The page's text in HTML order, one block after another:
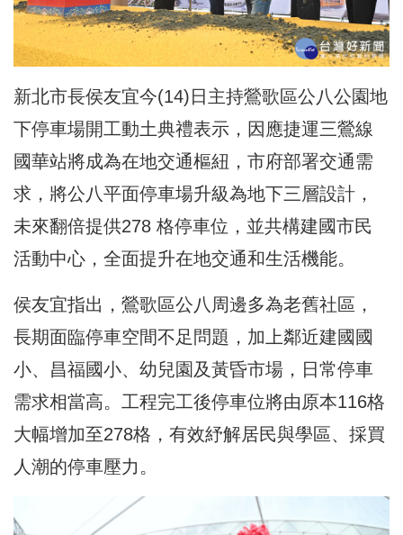
新北市長侯友宜今(14)日主持鶯歌區公八公園地
下停車場開工動土典禮表示，因應捷運三鶯線
國華站將成為在地交通樞紐，市府部署交通需
求，將公八平面停車場升級為地下三層設計，
未來翻倍提供278 格停車位，並共構建國市民
活動中心，全面提升在地交通和生活機能。
侯友宜指出，鶯歌區公八周邊多為老舊社區，
長期面臨停車空間不足問題，加上鄰近建國國
小、昌福國小、幼兒園及黃昏市場，日常停車
需求相當高。工程完工後停車位將由原本116格
大幅增加至278格，有效紓解居民與學區、採買
人潮的停車壓力。